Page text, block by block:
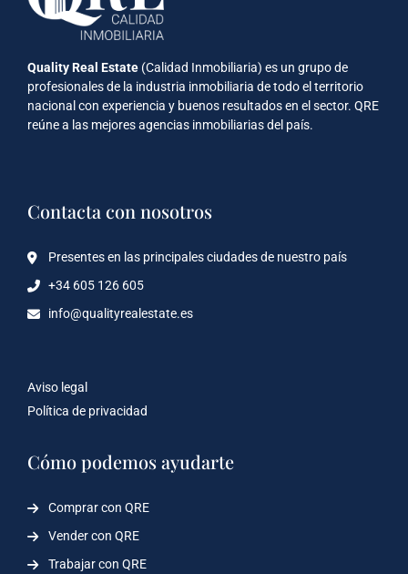
Quality Real Estate (Calidad Inmobiliaria) es un grupo de
profesionales de la industria inmobiliaria de todo el territorio
nacional con experiencia y buenos resultados en el sector. QRE
reúne a las mejores agencias inmobiliarias del país.
Contacta con nosotros
Presentes en las principales ciudades de nuestro país
+34 605 126 605
info@qualityrealestate.es
Aviso legal
Política de privacidad
Cómo podemos ayudarte
Comprar con QRE
Vender con QRE
Trabajar con QRE